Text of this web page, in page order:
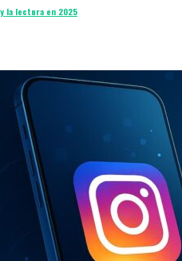
la lectura en 2025